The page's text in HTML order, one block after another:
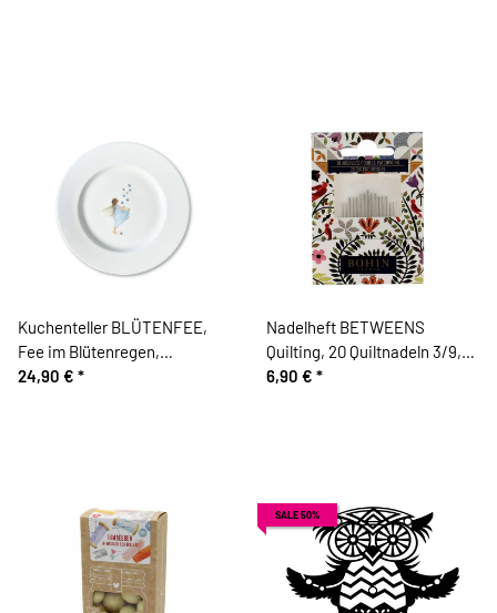
Kuchenteller BLÜTENFEE,
Fee im Blütenregen,
Acufactum
24,90 € *
Nadelheft BETWEENS
Quilting, 20 Quiltnadeln 3/9,
Bohin
6,90 € *
SALE 50%